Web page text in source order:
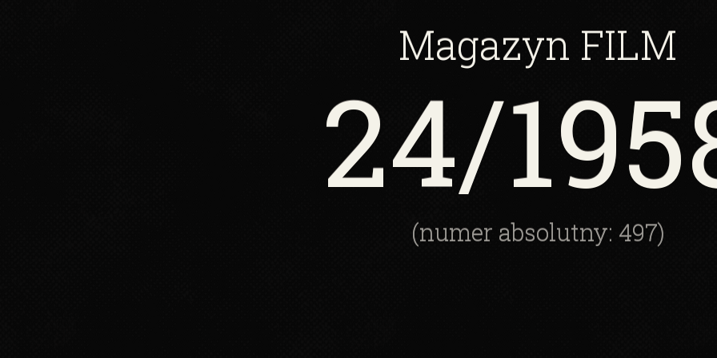
Magazyn FILM
24/
(numer absolutny: 497)